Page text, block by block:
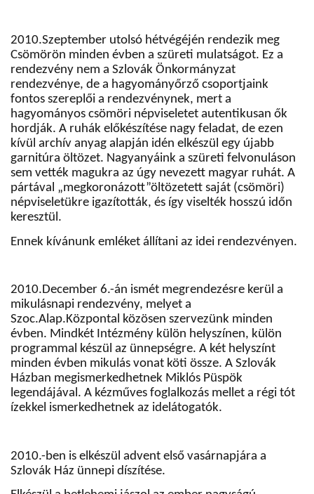
2010.Szeptember utolsó hétvégéjén rendezik meg
Csömörön minden évben a szüreti mulatságot. Ez a
rendezvény nem a Szlovák Önkormányzat
rendezvénye, de a hagyományőrző csoportjaink
fontos szereplői a rendezvénynek, mert a
hagyományos csömöri népviseletet autentikusan ők
hordják. A ruhák előkészítése nagy feladat, de ezen
kívül archív anyag alapján idén elkészül egy újabb
garnitúra öltözet. Nagyanyáink a szüreti felvonuláson
sem vették magukra az úgy nevezett magyar ruhát. A
pártával „megkoronázott”öltözetett saját (csömöri)
népviseletükre igazították, és így viselték hosszú időn
keresztül.
Ennek kívánunk emléket állítani az idei rendezvényen.
2010.December 6.-án ismét megrendezésre kerül a
mikulásnapi rendezvény, melyet a
Szoc.Alap.Központal közösen szervezünk minden
évben. Mindkét Intézmény külön helyszínen, külön
programmal készül az ünnepségre. A két helyszínt
minden évben mikulás vonat köti össze. A Szlovák
Házban megismerkedhetnek Miklós Püspök
legendájával. A kézműves foglalkozás mellet a régi tót
ízekkel ismerkedhetnek az idelátogatók.
2010.-ben is elkészül advent első vasárnapjára a
Szlovák Ház ünnepi díszítése.